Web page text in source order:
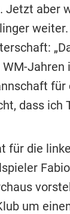
Jetzt aber
dass ich
für die
um